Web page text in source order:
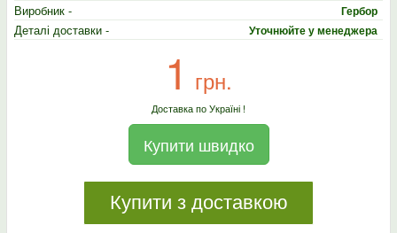
Виробник - Гербор
Деталі доставки - Уточнюйте у менеджера
1 грн.
Доставка по Україні !
Купити швидко
Купити з доставкою